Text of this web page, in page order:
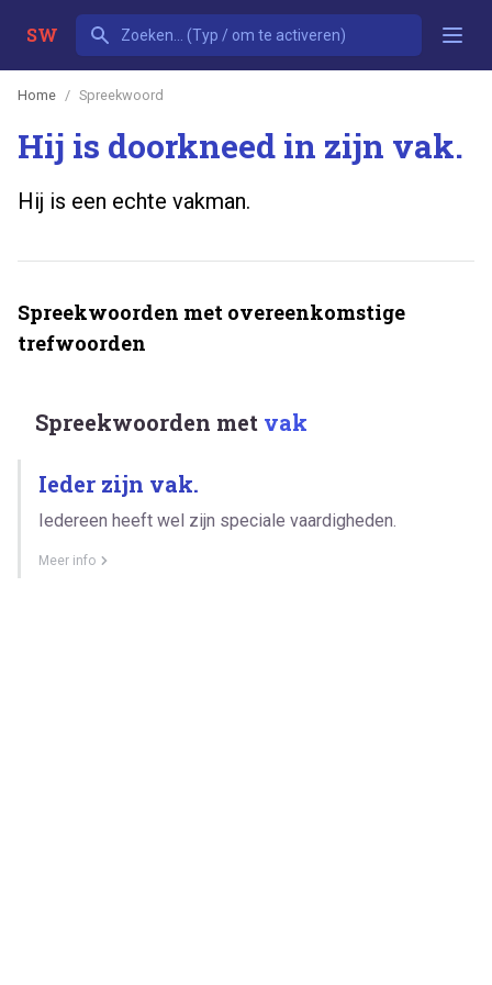
SW
Home Spreekwoord
Hij is doorkneed in zijn vak.
Hij is een echte vakman.
Spreekwoorden met overeenkomstige
trefwoorden
Spreekwoorden met vak
Ieder zijn vak.
Iedereen heeft wel zijn speciale vaardigheden.
Meer info